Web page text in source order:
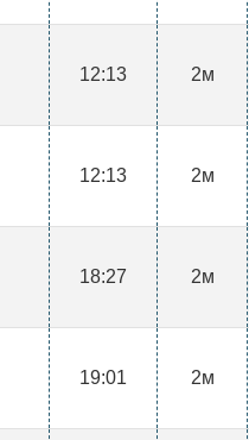
12:13 2м
12:13 2м
18:27 2м
19:01 2м